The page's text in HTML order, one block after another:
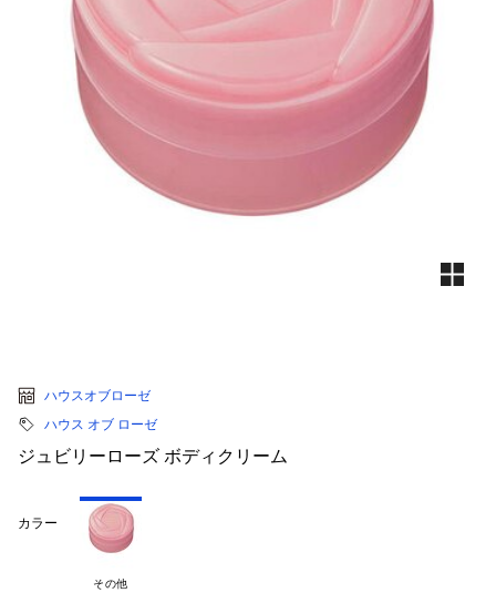
ハウスオブローゼ
ハウス オブ ローゼ
ジュビリーローズ ボディクリーム
カラー
その他